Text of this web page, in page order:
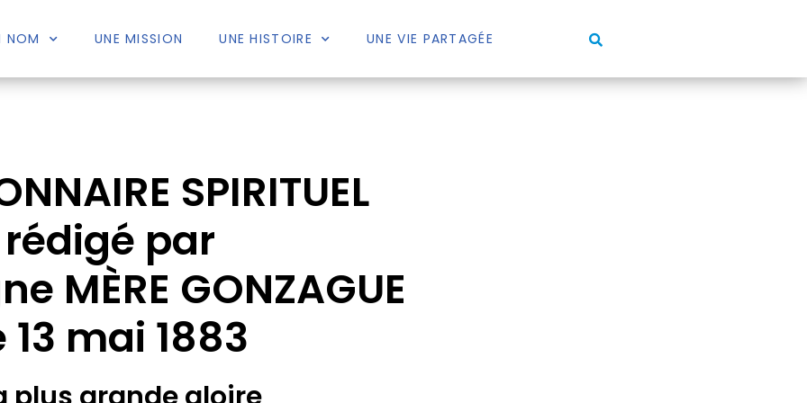
NOM UNE MISSION UNE HISTOIRE UNE VIE PARTAGÉE
SPIRITUEL
rédigé par
MÈRE GONZAGUE
13 mai 1883